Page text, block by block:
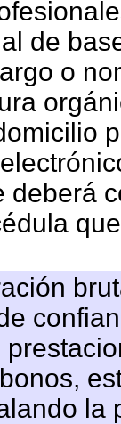
de
o
deberá
la